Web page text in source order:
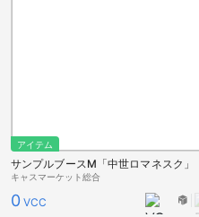
アイテム
キャスマーケット総合
0 VCC